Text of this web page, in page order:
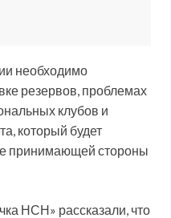
необходимо
резервов, проблемах
клубов и
который будет
принимающей стороны
НСН» рассказали, что